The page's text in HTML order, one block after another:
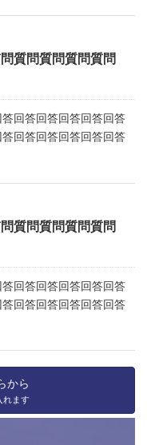
質問質問質問質問
回答回答回答回答回答
回答回答回答回答回答
質問質問質問質問
回答回答回答回答回答
回答回答回答回答回答
から
れます